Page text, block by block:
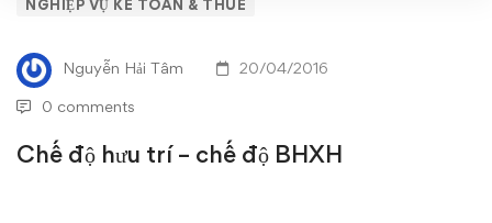
Chế
độ
hưu
trí
NGHIỆP VỤ KẾ TOÁN & THUẾ
Nguyễn Hải Tâm 20/04/2016
0 comments
Chế độ hưu trí – chế độ BHXH